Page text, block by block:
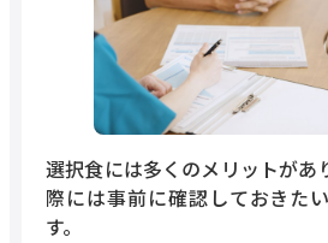
選択食には多くのメリットがあ
際には事前に確認しておきた
す。